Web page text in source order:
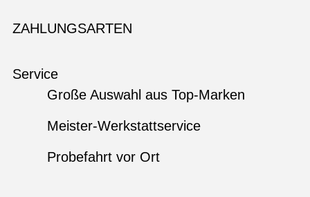
ZAHLUNGSARTEN
Service
Große Auswahl aus Top-Marken
Meister-Werkstattservice
Probefahrt vor Ort